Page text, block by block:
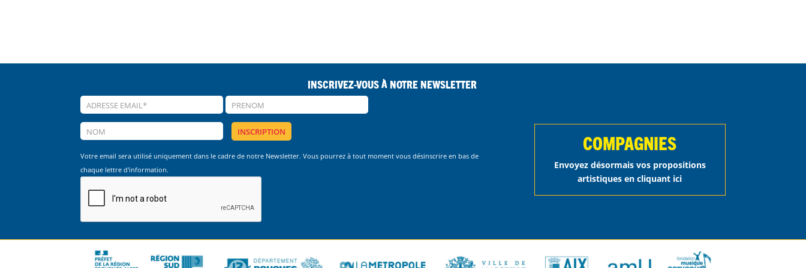
Inscrivez-vous à notre Newsletter
Votre email sera utilisé uniquement dans le cadre de notre Newsletter. Vous pourrez à tout moment vous désinscrire en bas de
chaque lettre d'information.
COMPAGNIES
Envoyez désormais vos propositions
artistiques en cliquant ici